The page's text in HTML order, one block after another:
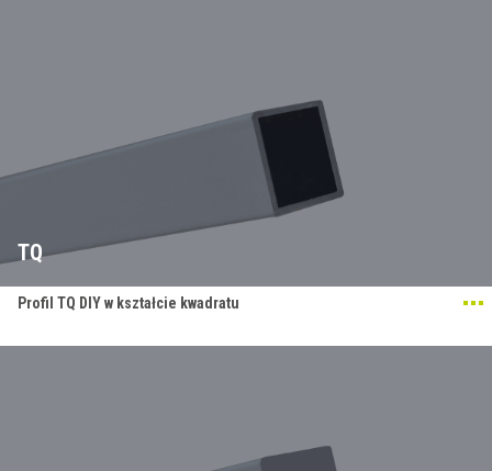
TQ
Profil TQ DIY w kształcie kwadratu